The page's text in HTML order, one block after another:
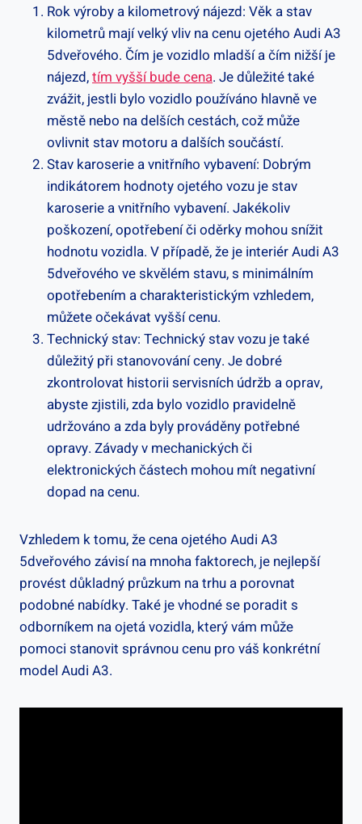
Rok výroby a kilometrový nájezd: Věk a stav
kilometrů mají velký vliv na cenu ojetého Audi A3
5dveřového. Čím je vozidlo mladší a čím nižší je
nájezd,tím vyšší bude cena. Je důležité také
zvážit, jestli bylo vozidlo používáno hlavně ve
městě nebo na delších cestách, což může
ovlivnit stav motoru a dalších součástí.
Stav karoserie a vnitřního vybavení: Dobrým
indikátorem hodnoty ojetého vozu je stav
karoserie a vnitřního vybavení. Jakékoliv
poškození, opotřebení či oděrky mohou snížit
hodnotu vozidla. V případě, že je interiér Audi A3
5dveřového ve skvělém stavu, s minimálním
opotřebením a charakteristickým vzhledem,
můžete očekávat vyšší cenu.
Technický stav: Technický stav vozu je také
důležitý při stanovování ceny. Je dobré
zkontrolovat historii servisních údržb a oprav,
abyste zjistili, zda bylo vozidlo pravidelně
udržováno a zda byly prováděny potřebné
opravy. Závady v mechanických či
elektronických částech mohou mít negativní
dopad na cenu.
Vzhledem k tomu, že cena ojetého Audi A3
5dveřového závisí na mnoha faktorech, je nejlepší
provést důkladný průzkum na trhu a porovnat
podobné nabídky. Také je vhodné se poradit s
odborníkem na ojetá vozidla, který vám může
pomoci stanovit správnou cenu pro váš konkrétní
model Audi A3.